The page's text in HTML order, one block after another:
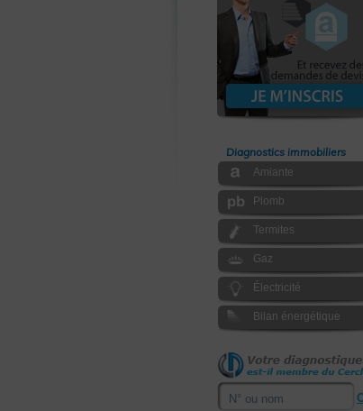
Diagnostics immobiliers
Amiante
Plomb
Termites
Gaz
Électricité
Bilan énergétique